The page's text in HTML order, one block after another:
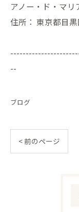
アノー・ド・マリ
住所： 東京都目
--
ブログ
< 前のページ